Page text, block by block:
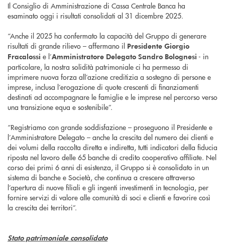
Il Consiglio di Amministrazione di Cassa Centrale Banca ha
esaminato oggi i risultati consolidati al 31 dicembre 2025.
“Anche il 2025 ha confermato la capacità del Gruppo di generare
risultati di grande rilievo – affermano il Presidente Giorgio
Fracalossi e l’Amministratore Delegato Sandro Bolognesi - in
particolare, la nostra solidità patrimoniale ci ha permesso di
imprimere nuova forza all’azione creditizia a sostegno di persone e
imprese, inclusa l’erogazione di quote crescenti di finanziamenti
destinati ad accompagnare le famiglie e le imprese nel percorso verso
una transizione equa e sostenibile”.
“Registriamo con grande soddisfazione – proseguono il Presidente e
l’Amministratore Delegato – anche la crescita del numero dei clienti e
dei volumi della raccolta diretta e indiretta, tutti indicatori della fiducia
riposta nel lavoro delle 65 banche di credito cooperativo affiliate. Nel
corso dei primi 6 anni di esistenza, il Gruppo si è consolidato in un
sistema di banche e Società, che continua a crescere attraverso
l’apertura di nuove filiali e gli ingenti investimenti in tecnologia, per
fornire servizi di valore alle comunità di soci e clienti e favorire così
la crescita dei territori”.
Stato patrimoniale consolidato